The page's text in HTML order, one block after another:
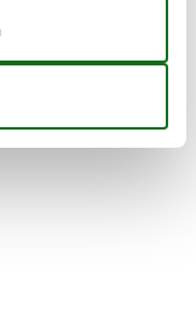
Ruhe
Bollerwagen
Sie können